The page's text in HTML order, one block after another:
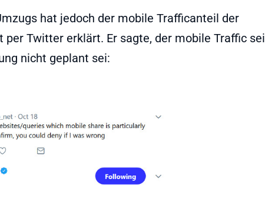
hat jedoch der mobile Trafficanteil der
Twitter erklärt. Er sagte, der mobile Traffic sei
nicht geplant sei: